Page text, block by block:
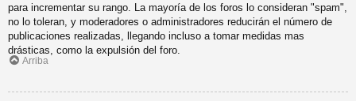
para incrementar su rango. La mayoría de los foros lo consideran "spam",
no lo toleran, y moderadores o administradores reducirán el número de
publicaciones realizadas, llegando incluso a tomar medidas mas
drásticas, como la expulsión del foro.
Arriba